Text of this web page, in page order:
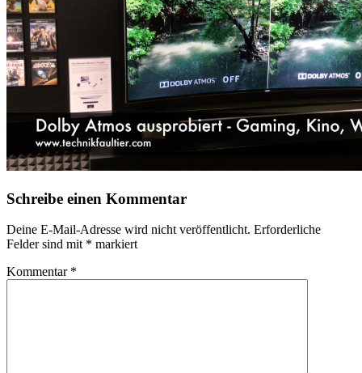
Schreibe einen Kommentar
Deine E-Mail-Adresse wird nicht veröffentlicht. Erforderliche
Felder sind mit * markiert
Kommentar *